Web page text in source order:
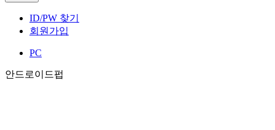
ID/PW 찾기
회원가입
PC
안드로이드펍